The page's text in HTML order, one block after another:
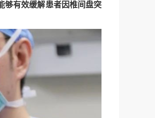
够有效缓解患者因椎间盘突